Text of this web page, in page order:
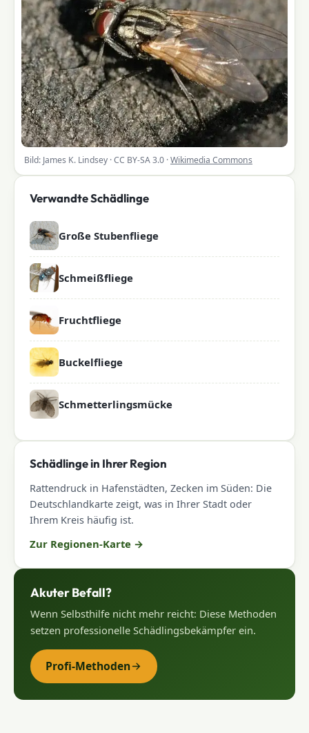
Bild: James K. Lindsey · CC BY-SA 3.0 ·Wikimedia Commons
Verwandte Schädlinge
Große Stubenfliege
Schmeißfliege
Fruchtfliege
Buckelfliege
Schmetterlingsmücke
Schädlinge in Ihrer Region
Rattendruck in Hafenstädten, Zecken im Süden: Die
Deutschlandkarte zeigt, was in Ihrer Stadt oder
Ihrem Kreis häufig ist.
Zur Regionen-Karte →
Akuter Befall?
Wenn Selbsthilfe nicht mehr reicht: Diese Methoden
setzen professionelle Schädlingsbekämpfer ein.
Profi-Methoden